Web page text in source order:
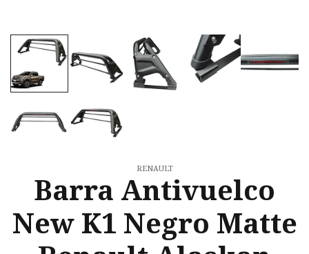
RENAULT
Barra Antivuelco
New K1 Negro Matte